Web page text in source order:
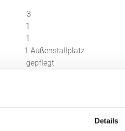
Details
3
1
1
Außenstallplatz